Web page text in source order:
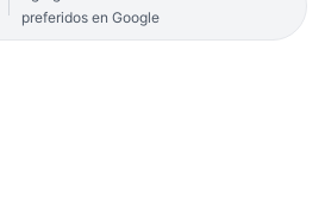
preferidos en Google